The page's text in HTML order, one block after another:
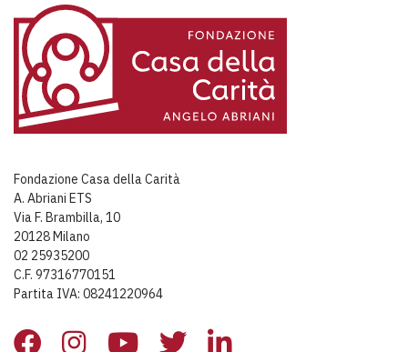
Fondazione Casa della Carità
A. Abriani ETS
Via F. Brambilla, 10
20128 Milano
02 25935200
C.F. 97316770151
Partita IVA: 08241220964